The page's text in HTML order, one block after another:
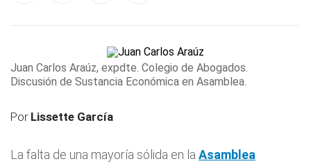
Juan Carlos Araúz, expdte. Colegio de Abogados.
Discusión de Sustancia Económica en Asamblea.
Por Lissette García
La falta de una mayoría sólida en la Asamblea